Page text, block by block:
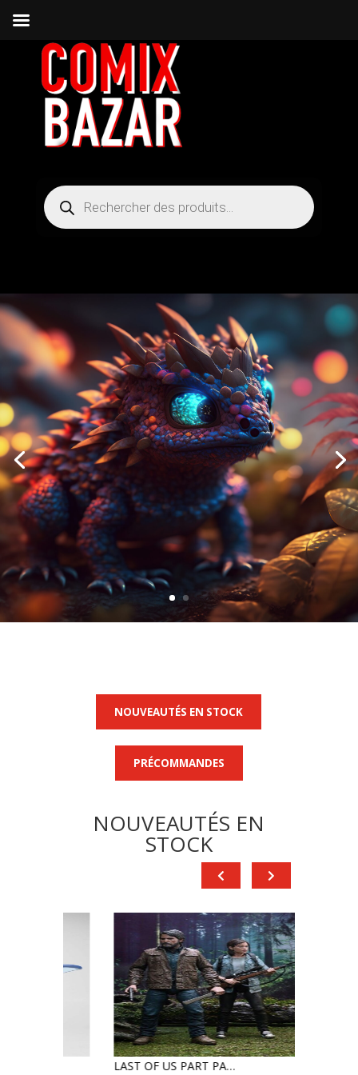
Recherche
de
produits
NOUVEAUTÉS EN STOCK
PRÉCOMMANDES
NOUVEAUTÉS EN
STOCK
LAST OF US PART PACK ULTIMATE FIGURINE JOEL & ELLIE 18 cm NECA DISPO